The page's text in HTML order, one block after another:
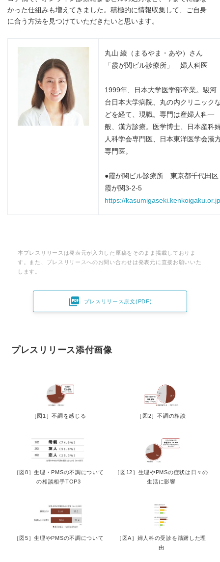
かった仕組みも増えてきました。積極的に情報収集して、ご自身
に合う方法を見つけていただきたいと思います。
丸山 綾（まるやま・あや）さん
「霞が関ビル診療所」 婦人科医
1999年、日本大学医学部卒業。駿河
台日本大学病院、丸の内クリニック
どを経て、現職。専門は産婦人科一
般、漢方診療。医学博士、日本産科
人科学会専門医、日本東洋医学会漢
専門医。
●霞が関ビル診療所 東京都千代田区
霞が関3-2-5
https://kasumigaseki.kenkoigaku.or.jp
本プレスリリースは発表元が入力した原稿をそのまま掲載しておりま
す。また、プレスリリースへのお問い合わせは発表元に直接お願いいた
します。
 プレスリリース原文(PDF)
プレスリリース添付画像
［図1］不調を感じる ［図2］不調の相談
［図8］生理・PMSの不調について
の相談相手TOP3
［図12］生理やPMSの症状は日々の
生活に影響
［図5］生理やPMSの不調について
［図A］婦人科の受診を躊躇した理
由